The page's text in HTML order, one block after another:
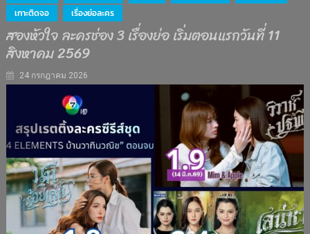
เกาะติดจอ
เรื่องย่อละคร
สองหัวใจ ละครช่อง 3 เรื่องย่อ เริ่มตอนแรกวันที่ 11
สิงหาคม 2569
24 กรกฎาคม 2026